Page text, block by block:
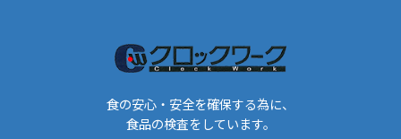
食の安心・安全を確保する為に、
食品の検査をしています。